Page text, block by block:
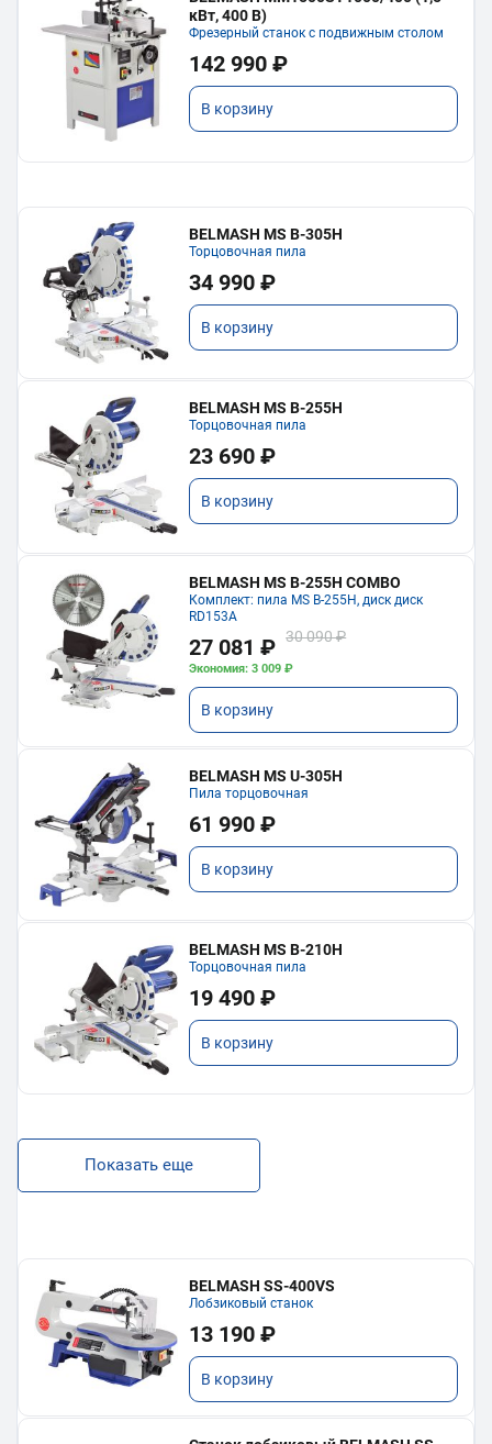
кВт, 400 В)
Фрезерный станок с подвижным столом
142 990 ₽
В корзину
BELMASH MS B-305H
Торцовочная пила
34 990 ₽
В корзину
BELMASH MS B-255H
Торцовочная пила
23 690 ₽
В корзину
BELMASH MS B-255H COMBO
Комплект: пила MS B-255H, диск диск
RD153A
27 081 ₽ 30 090 ₽
Экономия: 3 009 ₽
В корзину
BELMASH MS U-305H
Пила торцовочная
61 990 ₽
В корзину
BELMASH MS B-210H
Торцовочная пила
19 490 ₽
В корзину
Показать еще
BELMASH SS-400VS
Лобзиковый станок
13 190 ₽
В корзину